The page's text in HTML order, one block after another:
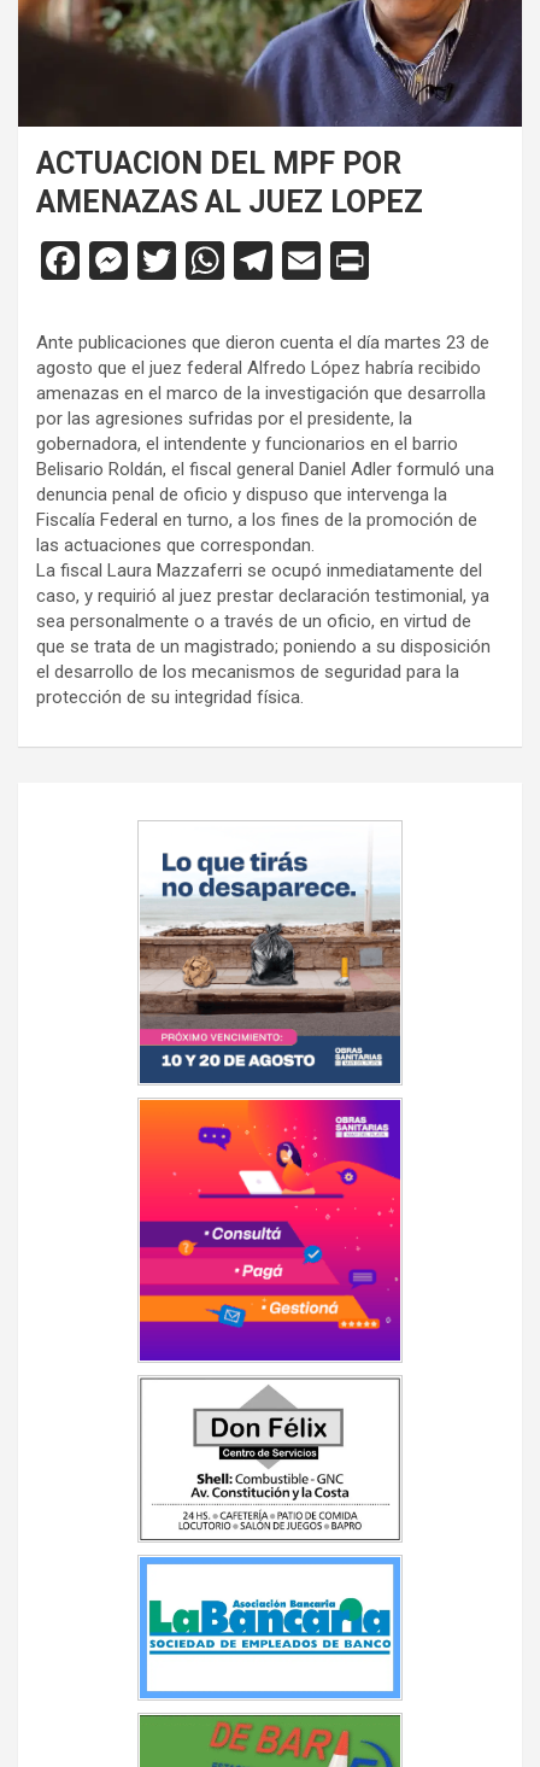
ACTUACION DEL MPF POR
AMENAZAS AL JUEZ LOPEZ
F
ce
b
o
o
k
M
se
n
g
er
T
tt
er
W
at
s
A
p
p
T
e
gr
a
m
E
ail tF
ri
e
n
dl
y
Ante publicaciones que dieron cuenta el día martes 23 de
agosto que el juez federal Alfredo López habría recibido
amenazas en el marco de la investigación que desarrolla
por las agresiones sufridas por el presidente, la
gobernadora, el intendente y funcionarios en el barrio
Belisario Roldán, el fiscal general Daniel Adler formuló una
denuncia penal de oficio y dispuso que intervenga la
Fiscalía Federal en turno, a los fines de la promoción de
las actuaciones que correspondan.
La fiscal Laura Mazzaferri se ocupó inmediatamente del
caso, y requirió al juez prestar declaración testimonial, ya
sea personalmente o a través de un oficio, en virtud de
que se trata de un magistrado; poniendo a su disposición
el desarrollo de los mecanismos de seguridad para la
protección de su integridad física.